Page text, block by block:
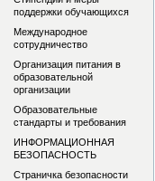
поддержки обучающихся
Международное
сотрудничество
Организация питания в
образовательной
организации
Образовательные
стандарты и требования
ИНФОРМАЦИОННАЯ
БЕЗОПАСНОСТЬ
Страничка безопасности